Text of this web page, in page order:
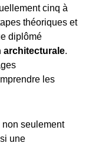
cinq à
théoriques et
diplômé
architecturale.
les
seulement
une